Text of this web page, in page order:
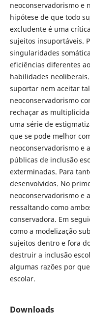
neoconservadorismo e
hipótese de que todo
excludente é uma
sujeitos insuportáveis.
singularidades
eficiências diferentes
habilidades
suportar nem aceitar
neoconservadorismo
rechaçar as
uma série de
que se pode melhor
neoconservadorismo e
públicas de inclusão
exterminadas. Para
desenvolvidos. No
neoconservadorismo e
ressaltando como
conservadora. Em
como a modelização
sujeitos dentro e fora
destruir a inclusão
algumas razões por
escolar.
Downloads